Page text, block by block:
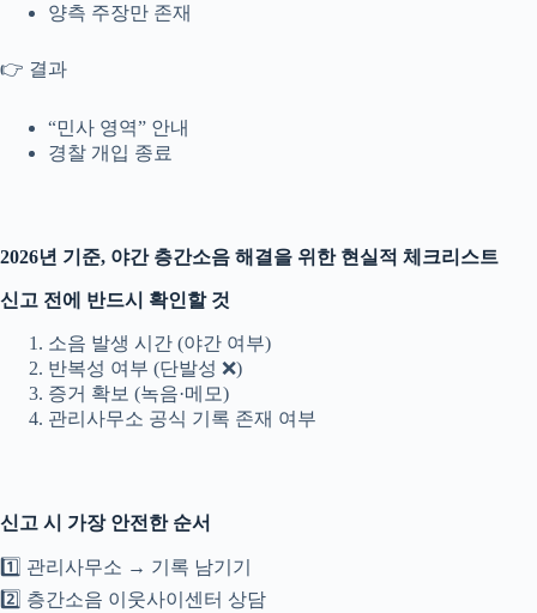
양측 주장만 존재
👉 결과
“민사 영역” 안내
경찰 개입 종료
2026년 기준, 야간 층간소음 해결을 위한 현실적 체크리스트
신고 전에 반드시 확인할 것
소음 발생 시간 (야간 여부)
반복성 여부 (단발성 ❌)
증거 확보 (녹음·메모)
관리사무소 공식 기록 존재 여부
신고 시 가장 안전한 순서
1️⃣ 관리사무소 → 기록 남기기
2️⃣ 층간소음 이웃사이센터 상담